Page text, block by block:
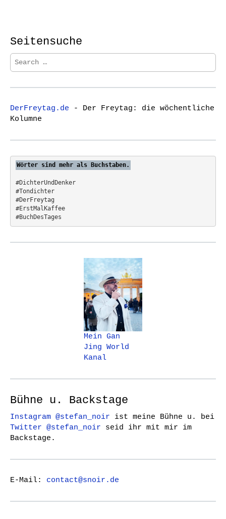
a
v
i
t
i
Seitensuche
S
e
r
h
f
r
DerFreytag.de - Der Freytag: die wöchentliche
Kolumne
Wörter sind mehr als Buchstaben.
#DichterUndDenker
#Tondichter
#DerFreytag
#ErstMalKaffee
#BuchDesTages
Mein Gan
Jing World
Kanal
Bühne u. Backstage
Instagram @stefan_noir ist meine Bühne u. bei
Twitter @stefan_noir seid ihr mit mir im
Backstage.
E-Mail: contact@snoir.de